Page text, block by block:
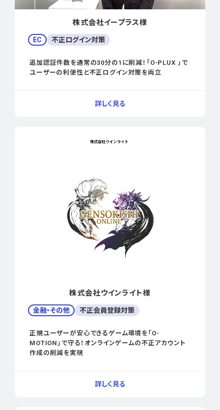
株式会社イープラス様
EC 不正ログイン対策
追加認証件数を通常の30分の1に削減！「O-PLUX 」で
ユーザーの利便性と不正ログイン対策を両立
株式会社ウインライト様
金融・その他 不正会員登録対策
正規ユーザーが安心できるゲーム環境を「O-
MOTION」で守る！オンラインゲームの不正アカウント
作成の削減を実現